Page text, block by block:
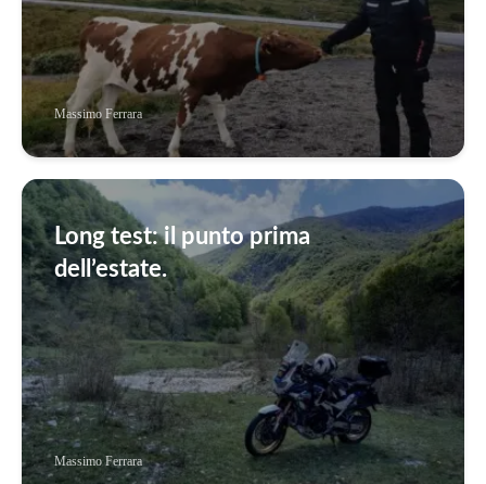
Massimo Ferrara
Long test: il punto prima
dell’estate.
Massimo Ferrara